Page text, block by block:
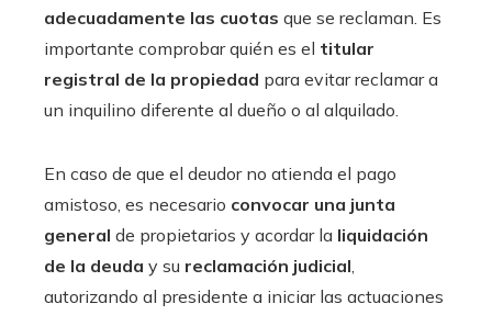
adecuadamente las cuotas que se reclaman. Es
importante comprobar quién es el titular
registral de la propiedad para evitar reclamar a
un inquilino diferente al dueño o al alquilado.
En caso de que el deudor no atienda el pago
amistoso, es necesario convocar una junta
general de propietarios y acordar la liquidación
de la deuda y su reclamación judicial,
autorizando al presidente a iniciar las actuaciones